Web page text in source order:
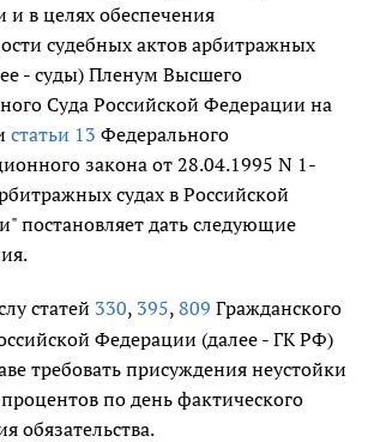
и в целях обеспечения
судебных актов арбитражных
- суды) Пленум Высшего
Суда Российской Федерации на
статьи 13 Федерального
закона от 28.04.1995 N 1-
судах в Российской
постановляет дать следующие
статей 330, 395, 809 Гражданского
Федерации (далее - ГК РФ)
требовать присуждения неустойки
по день фактического
обязательства.